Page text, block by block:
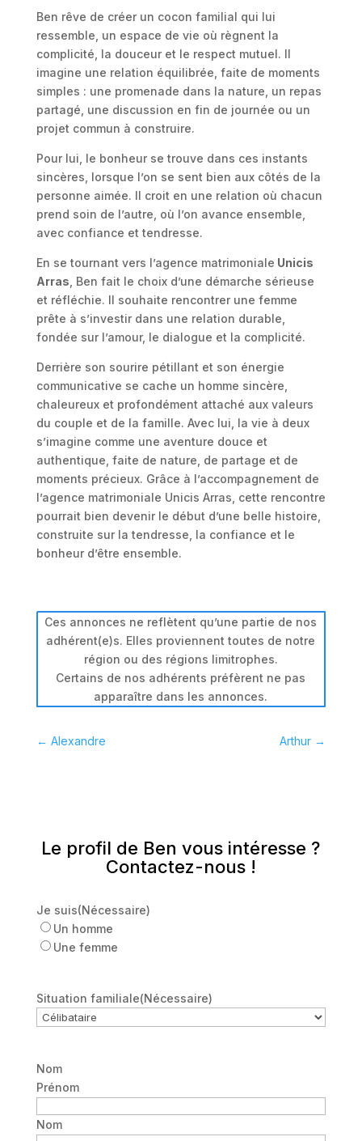
Ben rêve de créer un cocon familial qui lui
ressemble, un espace de vie où règnent la
complicité, la douceur et le respect mutuel. Il
imagine une relation équilibrée, faite de moments
simples : une promenade dans la nature, un repas
partagé, une discussion en fin de journée ou un
projet commun à construire.
Pour lui, le bonheur se trouve dans ces instants
sincères, lorsque l’on se sent bien aux côtés de la
personne aimée. Il croit en une relation où chacun
prend soin de l’autre, où l’on avance ensemble,
avec confiance et tendresse.
En se tournant vers l’agence matrimoniale Unicis
Arras , Ben fait le choix d’une démarche sérieuse
et réfléchie. Il souhaite rencontrer une femme
prête à s’investir dans une relation durable,
fondée sur l’amour, le dialogue et la complicité.
Derrière son sourire pétillant et son énergie
communicative se cache un homme sincère,
chaleureux et profondément attaché aux valeurs
du couple et de la famille. Avec lui, la vie à deux
s’imagine comme une aventure douce et
authentique, faite de nature, de partage et de
moments précieux. Grâce à l’accompagnement de
l’agence matrimoniale Unicis Arras, cette rencontre
pourrait bien devenir le début d’une belle histoire,
construite sur la tendresse, la confiance et le
bonheur d’être ensemble.
Ces annonces ne reflètent qu’une partie de nos
adhérent(e)s. Elles proviennent toutes de notre
région ou des régions limitrophes.
Certains de nos adhérents préfèrent ne pas
apparaître dans les annonces.
← Alexandre Arthur →
Le profil de Ben vous intéresse ?
Contactez-nous !
Je suis(Nécessaire)
Un homme
Une femme
Situation familiale(Nécessaire)
Nom
Prénom
Nom